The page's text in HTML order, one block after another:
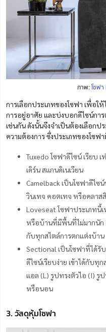
ภาพ:โซฟา
การเลือกประเภทของโซฟา เพื่อ
การอยู่อาศัย และบ่งบอกดีไซน์กา
เช่นกัน ดังนั้นจึงจำเป็นต้องเลือกป
ความต้องการ ซึ่งประเภทของโซฟ
Tuxedo โซฟาดีไซน์ เรียบ
เดิร์น สแกนดิเนเวียน
Camelback เป็นโซฟาดีไซ
วินเทจ คอตเทจ หรือคลาส
Loveseat โซฟาประเภทนี้
หรือบ้านที่มีพื้นที่ไม่มากนัก
กับทุกสไตล์การตกแต่งบ้าน
Sectional เป็นโซฟาที่ได้รั
ดีไซน์เรียบง่าย เข้าได้กับทุ
แอล (L) รูปทรงตัวไอ (I) รู
หรือนอน
3. วัสดุหุ้มโซฟา